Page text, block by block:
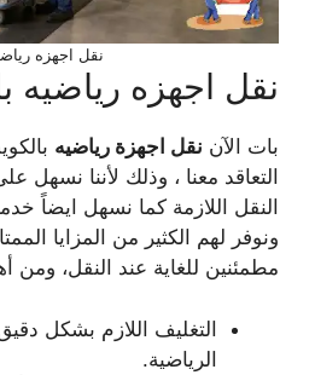
نقل اجهزه
نقل اجهزه رياضيه
بات الآن نقل اجهزة رياضيه
التعاقد معنا ، وذلك لأننا نسهل
النقل اللازمة كما نسهل ايضاً
ونوفر لهم الكثير من المزايا
مطمئنين للغاية عند النقل، ومن
التغليف اللازم بشكل
الرياضية.